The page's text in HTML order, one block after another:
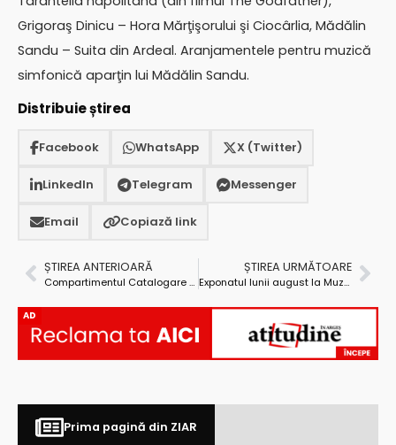
Grigoraş Dinicu – Hora Mărţişorului şi Ciocârlia, Mădălin
Sandu – Suita din Ardeal. Aranjamentele pentru muzică
simfonică aparţin lui Mădălin Sandu.
Distribuie știrea
Facebook WhatsApp X (Twitter)
LinkedIn Telegram Messenger
Email Copiază link
ȘTIREA ANTERIOARĂ
Compartimentul Catalogare al Bibliotecii Județene ”Dinicu Golescu ”Argeș – oamenii „invizibili” din spatele cărților
ȘTIREA URMĂTOARE
Exponatul lunii august la Muzeul Județean Argeș: croitorul cenuşiu, croitorul de piatră
AD
Prima pagină din ZIAR